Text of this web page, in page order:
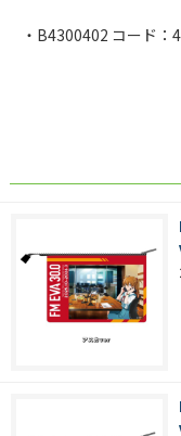
・B4300402 コード